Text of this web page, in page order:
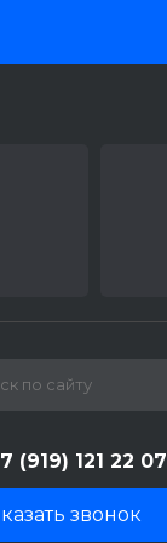
(919) 121 22 07
звонок